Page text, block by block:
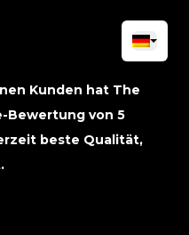
Kunden hat The
Bewertung von 5
beste Qualität,